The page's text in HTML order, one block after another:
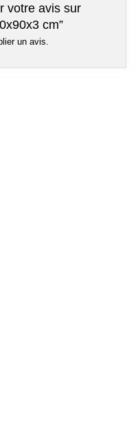
votre avis sur
cm”
un avis.